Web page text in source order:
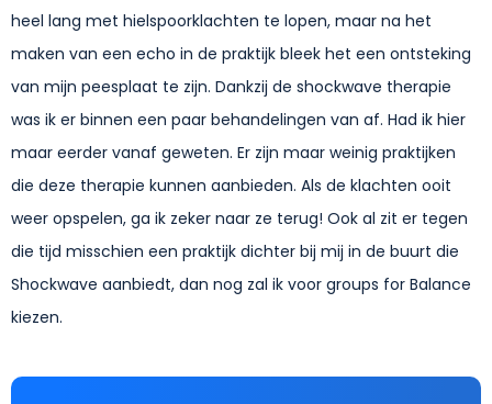
heel lang met hielspoorklachten te lopen, maar na het
maken van een echo in de praktijk bleek het een ontsteking
van mijn peesplaat te zijn. Dankzij de shockwave therapie
was ik er binnen een paar behandelingen van af. Had ik hier
maar eerder vanaf geweten. Er zijn maar weinig praktijken
die deze therapie kunnen aanbieden. Als de klachten ooit
weer opspelen, ga ik zeker naar ze terug! Ook al zit er tegen
die tijd misschien een praktijk dichter bij mij in de buurt die
Shockwave aanbiedt, dan nog zal ik voor groups for Balance
kiezen.